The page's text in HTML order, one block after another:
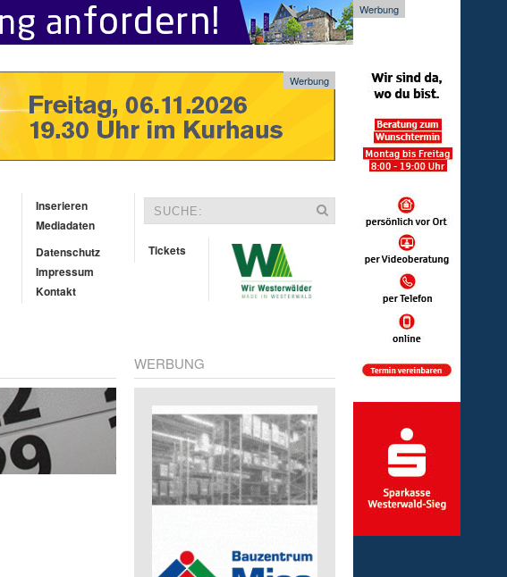
Werbung
Werbung
Inserieren
Mediadaten
Datenschutz
Impressum
Kontakt
Tickets
WERBUNG